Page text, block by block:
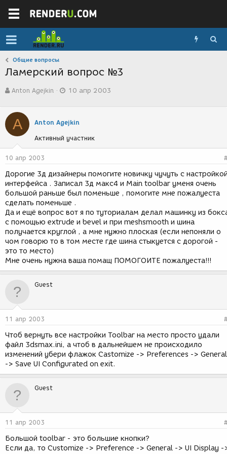
Общие вопросы
Ламерский вопрос №3
в
о
р
т
е
м
ы
Anton Agejkin
а
с
з
д
и
я
10 апр 2003
A Anton Agejkin
Активный участник
10 апр 2003
Дорогие 3д дизайнеры помогите новичку чучуть с
интерфейса . Записал 3д макс4 и Main toolbar уменя очень
большой раньше был поменьше , помогите мне пожалуеста
сделать поменьше .
Да и ещё вопрос вот я по туториалам делал машинку из
с помощью extrude и bevel и при meshsmooth и шина
получается круглой , а мне нужно плоская (если непоняли о
чом говорю то в том месте где шина стыкуется с дорогой -
это то место)
Мне очень нужна ваша помащ ПОМОГОИТЕ пожалуеста!!!
Guest
11 апр 2003
Чтоб вернуть все настройки Toolbar на место просто удали
файл 3dsmax.ini, а чтоб в дальнейшем не происходило
изменений убери флажок Castomize -> Preferences -> General
-> Save UI Configurated on exit.
Guest
11 апр 2003
Большой toolbar - это большие кнопки?
Если да, то Customize -> Preference -> General -> UI Display -